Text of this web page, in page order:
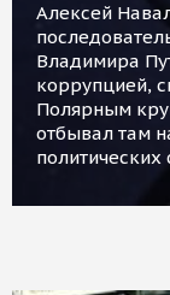
Алексей
Владимира
коррупцией,
Полярным
отбывал там
политических